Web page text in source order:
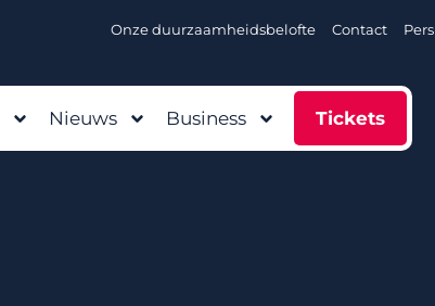
Onze duurzaamheidsbelofte Contact Pers
Nieuws Business Tickets